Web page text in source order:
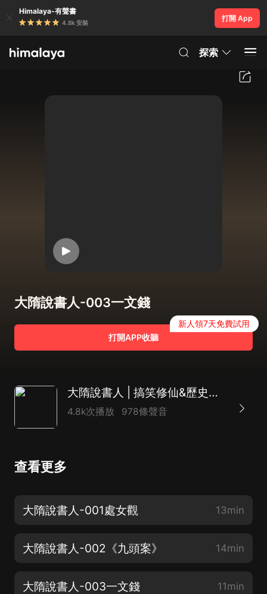
Himalaya-有聲書
4.8k 安裝
打開 App
探索
大隋說書人-003一文錢
打開APP收聽
新人領7天免費試用
大隋說書人 | 搞笑修仙&歷史架空 | 多人有聲劇
4.8k次播放 978條聲音
查看更多
大隋說書人-001處女觀 13min
大隋說書人-002《九頭案》 14min
大隋說書人-003一文錢 11min